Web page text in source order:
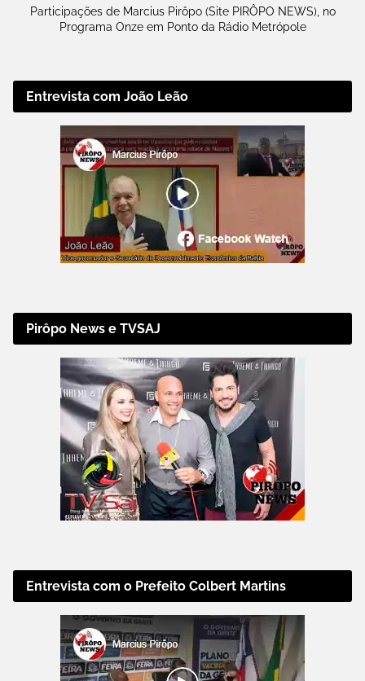
Participações de Marcius Pirôpo (Site PIRÔPO NEWS), no
Programa Onze em Ponto da Rádio Metrópole
Entrevista com João Leão
Pirôpo News e TVSAJ
Entrevista com o Prefeito Colbert Martins